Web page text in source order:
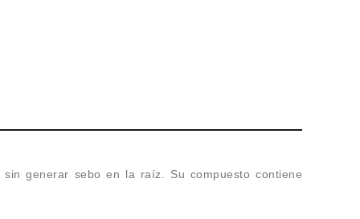
generar sebo en la raíz. Su compuesto contiene